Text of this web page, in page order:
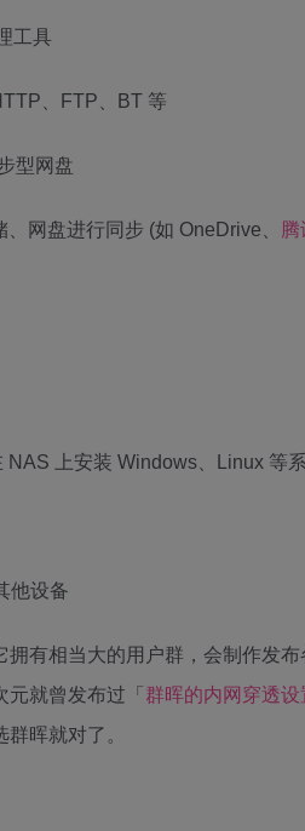
工具
、FTP、BT 等
型网盘
网盘进行同步 (如 OneDrive、
上安装 Windows、Linux 等
他设备
有相当大的用户群，会制作发
元就曾发布过「 群晖的内网穿透设
晖就对了。